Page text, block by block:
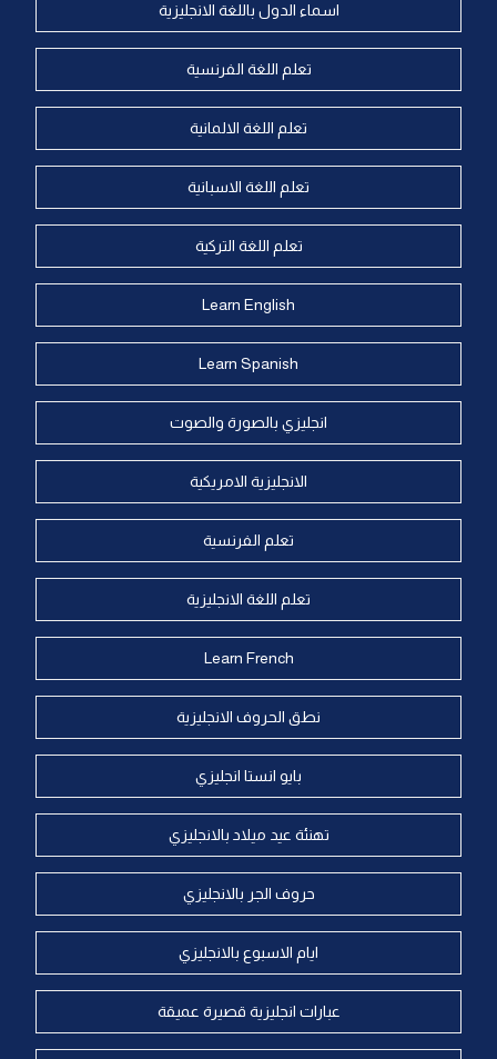
اسماء الدول باللغة الانجليزية
تعلم اللغة الفرنسية
تعلم اللغة الالمانية
تعلم اللغة الاسبانية
تعلم اللغة التركية
Learn English
Learn Spanish
انجليزي بالصورة والصوت
الانجليزية الامريكية
تعلم الفرنسية
تعلم اللغة الانجليزية
Learn French
نطق الحروف الانجليزية
بايو انستا انجليزي
تهنئة عيد ميلاد بالانجليزي
حروف الجر بالانجليزي
ايام الاسبوع بالانجليزي
عبارات انجليزية قصيرة عميقة